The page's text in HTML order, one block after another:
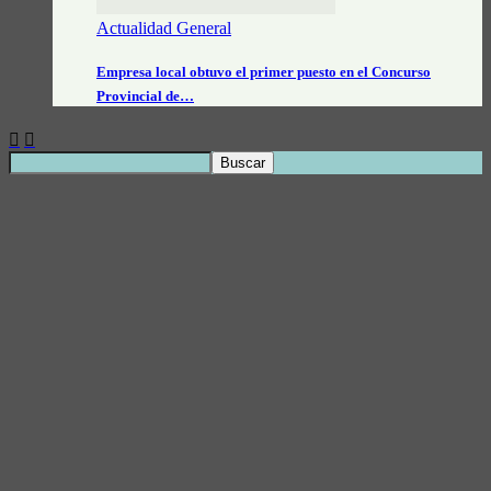
Actualidad General
Empresa local obtuvo el primer puesto en el Concurso
Provincial de…